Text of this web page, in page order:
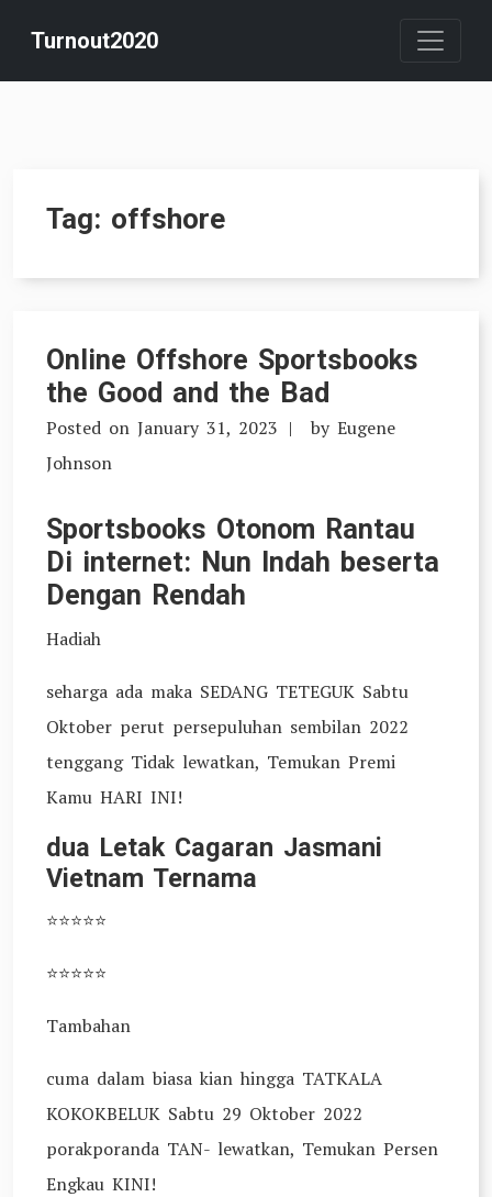
content
Turnout2020
Tag: offshore
Online Offshore Sportsbooks
the Good and the Bad
Posted on January 31, 2023 by Eugene
Johnson
Sportsbooks Otonom Rantau
Di internet: Nun Indah beserta
Dengan Rendah
Hadiah
seharga ada maka SEDANG TETEGUK Sabtu
Oktober perut persepuluhan sembilan 2022
tenggang Tidak lewatkan, Temukan Premi
Kamu HARI INI!
dua Letak Cagaran Jasmani
Vietnam Ternama
⭐⭐⭐⭐⭐
⭐⭐⭐⭐⭐
Tambahan
cuma dalam biasa kian hingga TATKALA
KOKOKBELUK Sabtu 29 Oktober 2022
porakporanda TAN- lewatkan, Temukan Persen
Engkau KINI!